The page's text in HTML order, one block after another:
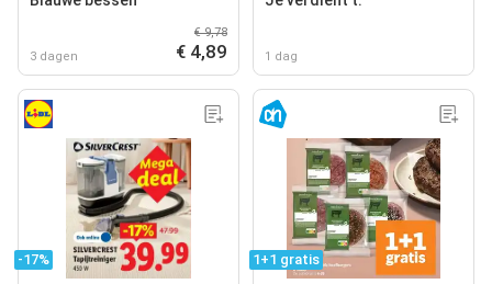
3 dagen
€ 9,78
€ 4,89 1 dag
-17% 1+1 gratis